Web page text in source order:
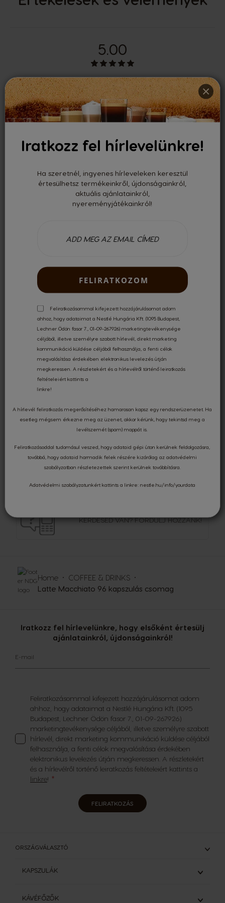
×
Iratkozz fel hírlevelünkre!
Ha szeretnél, ingyenes hírleveleken keresztül
értesülhetsz termékeinkről, újdonságainkról,
aktuális ajánlatainkról,
nyereményjátékainkról!
FELIRATKOZOM
Feliratkozásommal kifejezett hozzájárulásomat adom
ahhoz, hogy adataimat a Nestlé Hungária Kft. (1095 Budapest,
Lechner Ödön fasor 7., 01-09-267926) marketingtevékenysége
céljából, illetve személyre szabott hírlevél, direkt marketing
kommunikáció küldése céljából felhasználja, a fenti célok
megvalósítása érdekében elektronikus levelezés útján
megkeressen. A részletekért és a hírlevélről történő leiratkozás
feltételeiért kattints a
linkre!
A hírlevél feliratkozás megerősítéséhez hamarosan kapsz egy rendszerüzenetet. Ha
esetleg mégsem érkezne meg az üzenet, akkor kérünk, hogy tekintsd meg a
levélszemét (spam) mappát is.
Feliratkozásoddal tudomásul veszed, hogy adataid gépi úton kerülnek feldolgozásra,
továbbá, hogy adataid harmadik felek részére kizárólag azadatvédelmi
szabályzatban részletezettek szerint kerülnek továbbításra.
Adatvédelmi szabályzatunkért kattints a linkre:nestle.hu/info/yourdata
5.00
Értékelte 1 felhasználó
Legutóbbi vélemények
Kurkó Gyurci -
Csak regisztrált felhasználóként tudsz véleményt írni. Kérjük,
jelentkezz bevagy
INGYENES SZÁLLÍTÁS
KÜLÖNLEGES AJÁNLATOK
KÉRDÉSED VAN?FORDULJ HOZZÁNK!
Iratkozz fel hírlevelünkre, hogy elsőként értesülj
ajánlatainkról, újdonságainkról!
E-mail
Feliratkozásommal kifejezett hozzájárulásomat adom
ahhoz, hogy adataimat a Nestlé Hungária Kft. (1095
Budapest, Lechner Ödön fasor 7., 01-09-267926)
marketingtevékenysége céljából, illetve személyre szabott
hírlevél, direkt marketing kommunikáció küldése céljából
felhasználja, a fenti célok megvalósítása érdekében
elektronikus levelezés útján megkeressen. A részletekért
és a hírlevélről történő leiratkozás feltételeiért kattints a
linkre!
FELIRATKOZÁS
Home
COFFEE & DRINKS
Latte Macchiato 96 kapszulás csomag
ORSZÁGVÁLASZTÓ
KAPSZULÁK
KÁVÉFŐZŐK